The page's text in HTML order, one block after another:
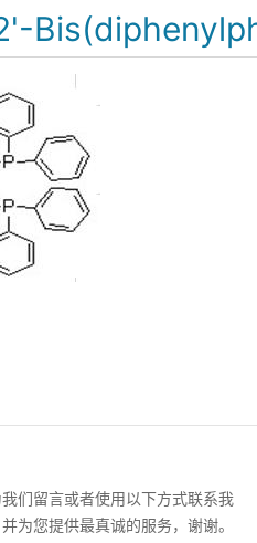
们留言或者使用以下方式联系我
为您提供最真诚的服务，谢谢。